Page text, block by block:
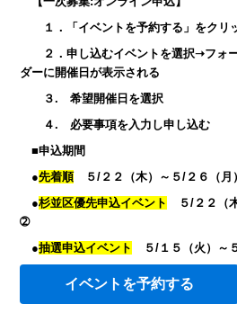
１．「イベントを予約する」をクリ
２．申し込むイベントを選択➝フォー
ダーに開催日が表示される
３. 希望開催日を選択
４. 必要事項を入力し申し込む
■申込期間
●先着順５/２２（木）～５/２６（月
●杉並区優先申込イベント
５/２２（
➁
●抽選申込イベント ５/１５（火）～
イベントを予約する